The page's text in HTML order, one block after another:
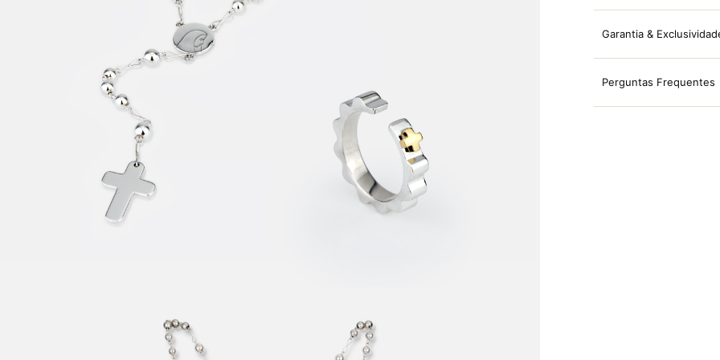
Garantia &
Perguntas Frequentes